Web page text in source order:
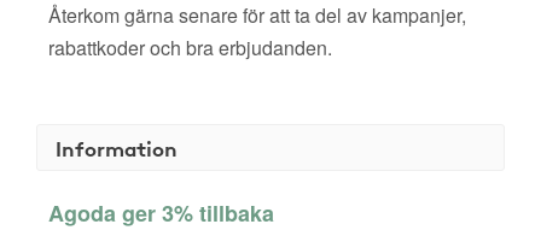
Återkom gärna senare för att ta del av kampanjer,
rabattkoder och bra erbjudanden.
Information
Agoda ger 3% tillbaka